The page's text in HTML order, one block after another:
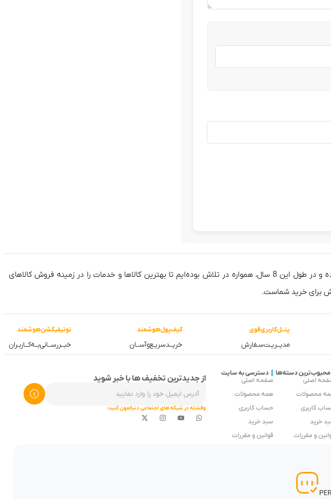
فروشگاه آلینجا از سال 1398 (2017) فعالیت خود را به صورت آنلاین آغاز کرده و در طول این 8 سال، همواره در تلاش بوده‌ایم تا بهترین کالاها و خدمات را در زمینه فروش کالاهای
برای خرید شماست.
پنــل‌کاربری‌قوی
مدیــریـت‌سـفارش
کیف‌پول‌هوشمند
خریــد‌سریـع‌و‌آســان
نوتیفیکشن‌هوشمند
خبــررســانی‌بــه‌کــاربـران
محبوب‌ترین دسته‌ها
اصلی
محصولات
کاربری
خرید
و مقررات
دسترسی به سایت
صفحه اصلی
همه محصولات
حساب کاربری
سبد خرید
قوانین و مقررات
از جدیدترین تخفیف ها با خبر شوید
وقشته در شبکه های اجتماعی دنبالمون کنید: